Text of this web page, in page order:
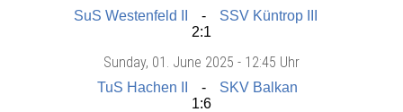
SuS Westenfeld II
SSV Küntrop III
2:1
Sunday, 01. June 2025 - 12:45 Uhr
TuS Hachen II
SKV Balkan
1:6